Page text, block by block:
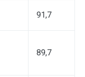
91,7
89,7